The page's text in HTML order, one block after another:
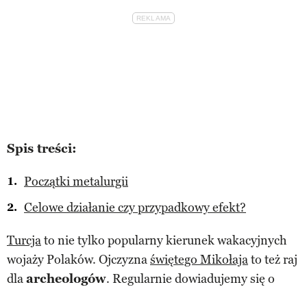
Spis treści:
Początki metalurgii
Celowe działanie czy przypadkowy efekt?
Turcjato nie tylko popularny kierunek wakacyjnych
wojaży Polaków. Ojczyznaświętego Mikołajato też raj
dlaarcheologów. Regularnie dowiadujemy się o